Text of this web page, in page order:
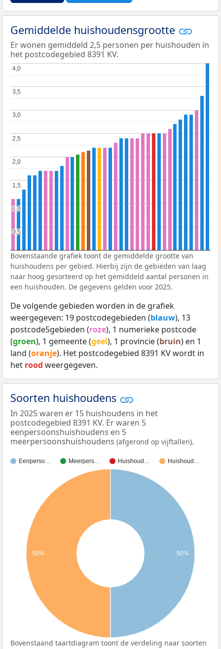
Gemiddelde huishoudensgrootte
Er wonen gemiddeld 2,5 personen per huishouden in
het postcodegebied 8391 KV.
0,5
0,5
1,0
1,0
1,5
1,5
2,0
2,0
2,5
2,5
3,0
3,0
3,5
3,5
4,0
4,0
Bovenstaande grafiek toont de gemiddelde grootte van
huishoudens per gebied. Hierbij zijn de gebieden van laag
naar hoog gesorteerd op het gemiddeld aantal personen in
een huishouden. De gegevens gelden voor 2025.
De volgende gebieden worden in de grafiek
weergegeven: 19 postcodegebieden (blauw), 13
postcode5gebieden (roze), 1 numerieke postcode
(groen), 1 gemeente (geel), 1 provincie (bruin) en 1
land (oranje). Het postcodegebied 8391 KV wordt in
het rood weergegeven.
Soorten huishoudens
In 2025 waren er 15 huishoudens in het
postcodegebied 8391 KV. Er waren 5
eenpersoonshuishoudens en 5
meerpersoonshuishoudens (afgerond op vijftallen).
Eenperso… Meerpers… Huishoud… Huishoud…
50% 50%
Bovenstaand taartdiagram toont de verdeling naar soorten